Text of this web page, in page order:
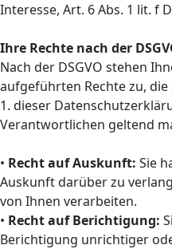
Interesse, Art. 6 Abs. 1 lit. f
Ihre Rechte nach der
Nach der DSGVO stehen
aufgeführten Rechte zu,
1. dieser
Verantwortlichen geltend
• Recht auf Auskunft: Sie
Auskunft darüber zu
von Ihnen verarbeiten.
• Recht auf Berichtigung:
Berichtigung unrichtiger